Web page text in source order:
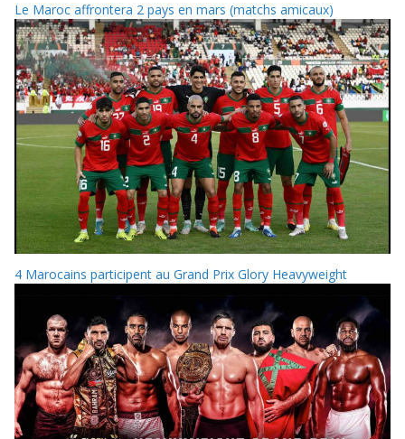
Le Maroc affrontera 2 pays en mars (matchs amicaux)
4 Marocains participent au Grand Prix Glory Heavyweight